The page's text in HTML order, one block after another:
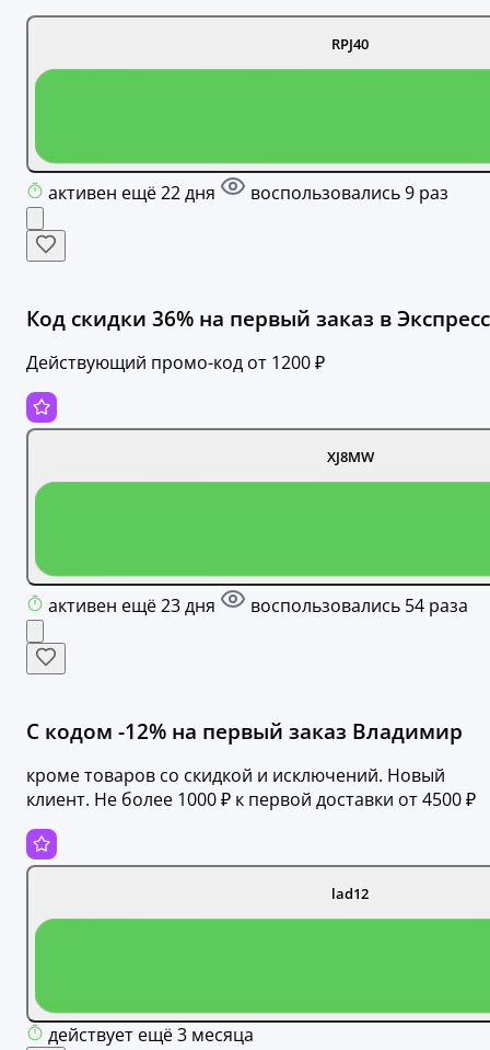
RPJ40
активен ещё 22 дня воспользовались 9 раз
Код скидки 36% на первый заказ в
Действующий промо-код от 1200 ₽
XJ8MW
активен ещё 23 дня воспользовались 54 раза
С кодом -12% на первый заказ Владимир
кроме товаров со скидкой и исключений. Новый
клиент. Не более 1000 ₽ к первой доставки от 4500 ₽
lad12
действует ещё 3 месяца